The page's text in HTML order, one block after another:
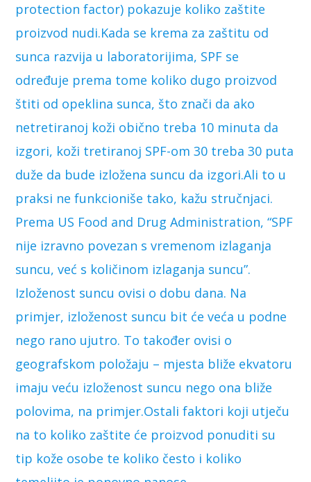
protection factor) pokazuje koliko zaštite
proizvod nudi.Kada se krema za zaštitu od
sunca razvija u laboratorijima, SPF se
određuje prema tome koliko dugo proizvod
štiti od opeklina sunca, što znači da ako
netretiranoj koži obično treba 10 minuta da
izgori, koži tretiranoj SPF-om 30 treba 30 puta
duže da bude izložena suncu da izgori.Ali to u
praksi ne funkcioniše tako, kažu stručnjaci.
Prema US Food and Drug Administration, “SPF
nije izravno povezan s vremenom izlaganja
suncu, već s količinom izlaganja suncu”.
Izloženost suncu ovisi o dobu dana. Na
primjer, izloženost suncu bit će veća u podne
nego rano ujutro. To također ovisi o
geografskom položaju – mjesta bliže ekvatoru
imaju veću izloženost suncu nego ona bliže
polovima, na primjer.Ostali faktori koji utječu
na to koliko zaštite će proizvod ponuditi su
tip kože osobe te koliko često i koliko